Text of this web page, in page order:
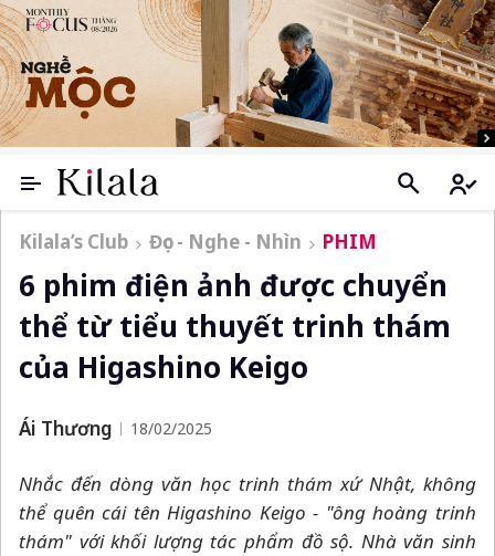
Kilala’s Club Đọc - Nghe - Nhìn PHIM
6 phim điện ảnh được chuyển
thể từ tiểu thuyết trinh thám
của Higashino Keigo
Ái Thương 18/02/2025
Nhắc đến dòng văn học trinh thám xứ Nhật, không
thể quên cái tên Higashino Keigo - "ông hoàng trinh
thám" với khối lượng tác phẩm đồ sộ. Nhà văn sinh